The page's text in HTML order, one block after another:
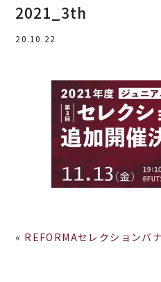
2021_3th
20.10.22
« REFORMAセレクションバ